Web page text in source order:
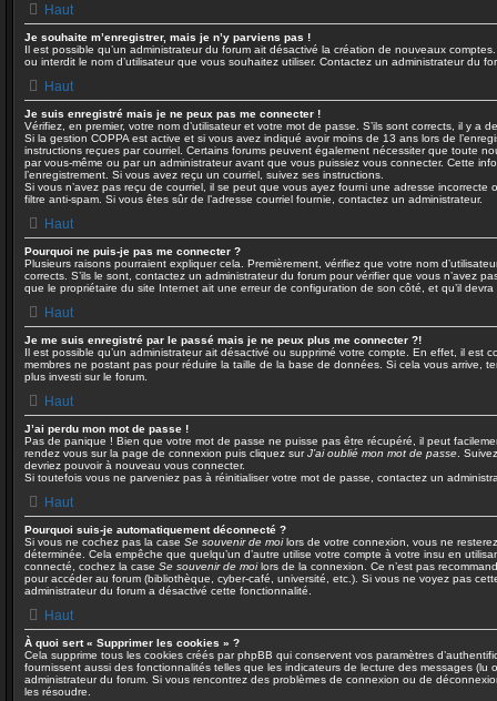
Haut
Je souhaite m’enregistrer, mais je n’y parviens pas !
Il est possible qu’un administrateur du forum ait désactivé la création de nouveaux
ou interdit le nom d’utilisateur que vous souhaitez utiliser. Contactez un administrateur du
Haut
Je suis enregistré mais je ne peux pas me connecter !
Vérifiez, en premier, votre nom d’utilisateur et votre mot de passe. S’ils sont corrects, il y a
Si la gestion COPPA est active et si vous avez indiqué avoir moins de 13 ans lors de
instructions reçues par courriel. Certains forums peuvent également nécessiter que toute
par vous-même ou par un administrateur avant que vous puissiez vous connecter. Cette
l’enregistrement. Si vous avez reçu un courriel, suivez ses instructions.
Si vous n’avez pas reçu de courriel, il se peut que vous ayez fourni une adresse incorrecte
filtre anti-spam. Si vous êtes sûr de l’adresse courriel fournie, contactez un administrateur.
Haut
Pourquoi ne puis-je pas me connecter ?
Plusieurs raisons pourraient expliquer cela. Premièrement, vérifiez que votre nom
corrects. S’ils le sont, contactez un administrateur du forum pour vérifier que vous n’avez
que le propriétaire du site Internet ait une erreur de configuration de son côté, et qu’il devra
Haut
Je me suis enregistré par le passé mais je ne peux plus me connecter ?!
Il est possible qu’un administrateur ait désactivé ou supprimé votre compte. En effet, il est
membres ne postant pas pour réduire la taille de la base de données. Si cela vous arrive,
plus investi sur le forum.
Haut
J’ai perdu mon mot de passe !
Pas de panique ! Bien que votre mot de passe ne puisse pas être récupéré, il peut
rendez vous sur la page de connexion puis cliquez surJ’ai oublié mon mot de passe .
devriez pouvoir à nouveau vous connecter.
Si toutefois vous ne parveniez pas à réinitialiser votre mot de passe, contactez un
Haut
Pourquoi suis-je automatiquement déconnecté ?
Si vous ne cochez pas la case Se souvenir de moilors de votre connexion, vous ne
déterminée. Cela empêche que quelqu’un d’autre utilise votre compte à votre insu en
connecté, cochez la case Se souvenir de moilors de la connexion. Ce n’est pas
pour accéder au forum (bibliothèque, cyber-café, université, etc.). Si vous ne voyez pas
administrateur du forum a désactivé cette fonctionnalité.
Haut
À quoi sert « Supprimer les cookies » ?
Cela supprime tous les cookies créés par phpBB qui conservent vos paramètres
fournissent aussi des fonctionnalités telles que les indicateurs de lecture des messages (lu
administrateur du forum. Si vous rencontrez des problèmes de connexion ou de
les résoudre.